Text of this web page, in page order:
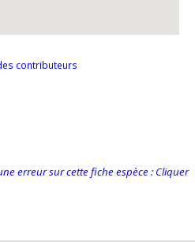
contributeurs
erreur sur cette fiche espèce : Cliquer